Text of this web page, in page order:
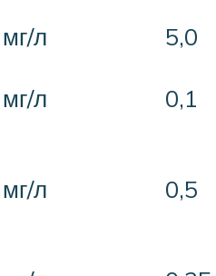
мг/л
5,0
мг/л
0,1
мг/л 0,5